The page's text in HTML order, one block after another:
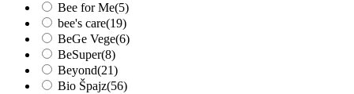
Bee for Me(5)
bee's care(19)
BeGe Vege(6)
BeSuper(8)
Beyond(21)
Bio Špajz(56)